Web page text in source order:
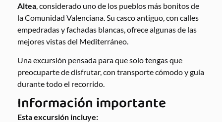
Altea, considerado uno de los pueblos más bonitos de
la Comunidad Valenciana. Su casco antiguo, con calles
empedradas y fachadas blancas, ofrece algunas de las
mejores vistas del Mediterráneo.
Una excursión pensada para que solo tengas que
preocuparte de disfrutar, con transporte cómodo y guía
durante todo el recorrido.
Información importante
Esta excursión incluye: